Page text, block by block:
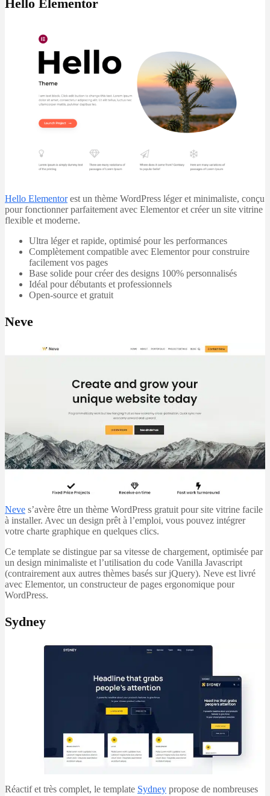
Hello Elementor
Hello Elementorest un thème WordPress léger et minimaliste, conçu
pour fonctionner parfaitement avec Elementor et créer un site vitrine
flexible et moderne.
Ultra léger et rapide, optimisé pour les performances
Complètement compatible avec Elementor pour construire
facilement vos pages
Base solide pour créer des designs 100% personnalisés
Idéal pour débutants et professionnels
Open-source et gratuit
Neve
Neve s’avère être un thème WordPress gratuit pour site vitrine facile
à installer. Avec un design prêt à l’emploi, vous pouvez intégrer
votre charte graphique en quelques clics.
Ce template se distingue par sa vitesse de chargement, optimisée par
un design minimaliste et l’utilisation du code Vanilla Javascript
(contrairement aux autres thèmes basés sur jQuery). Neve est livré
avec Elementor, un constructeur de pages ergonomique pour
WordPress.
Sydney
Réactif et très complet, le template Sydney propose de nombreuses